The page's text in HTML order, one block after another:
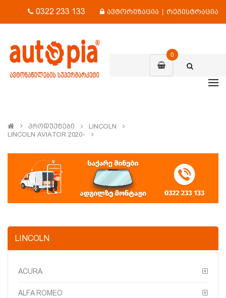
0322 233 133 ავტორიზაცია | რეგისტრაცია
0
Პროდუქტები
LINCOLN
LINCOLN AVIATOR 2020-
LINCOLN
ACURA
ALFA ROMEO